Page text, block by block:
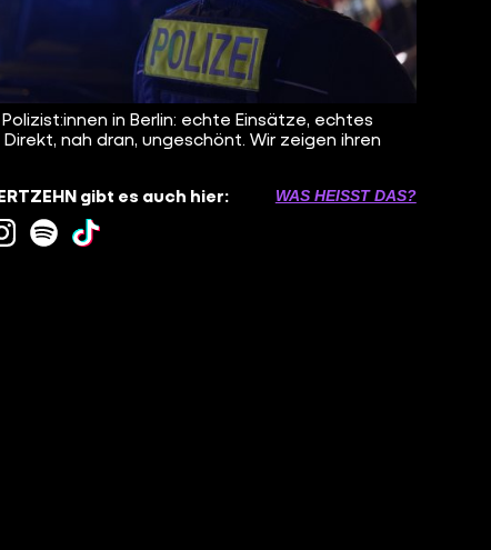
in Berlin: echte Einsätze, echtes
Direkt, nah dran, ungeschönt. Wir zeigen ihren
gibt es auch hier:
WAS HEISST DAS?